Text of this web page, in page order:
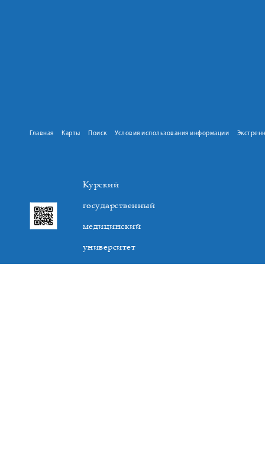
Главная Карты Поиск Условия использования информации
Курский
государственный
медицинский
университет